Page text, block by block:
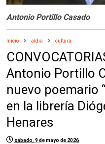
Antonio Portillo Casado
Inicio aldia cultura
Antonio Portillo
nuevo poemario
en la librería
Henares
sábado, 9 de mayo de 2026